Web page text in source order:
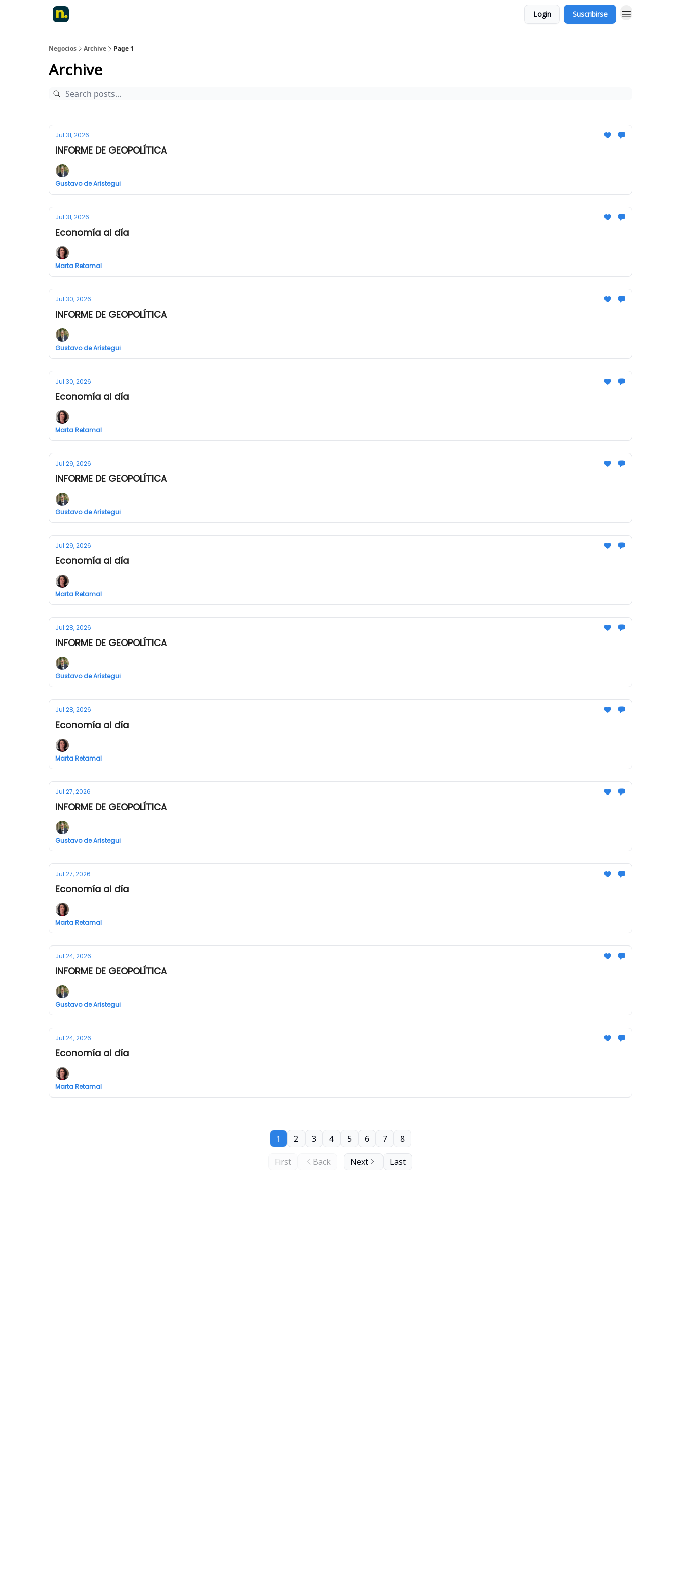
Login Suscribirse
Negocios Archive Page 1
Archive
Jul 31, 2026
INFORME DE GEOPOLÍTICA
Gustavo de Arístegui
Jul 31, 2026
Economía al día
Marta Retamal
Jul 30, 2026
INFORME DE GEOPOLÍTICA
Gustavo de Arístegui
Jul 30, 2026
Economía al día
Marta Retamal
Jul 29, 2026
INFORME DE GEOPOLÍTICA
Gustavo de Arístegui
Jul 29, 2026
Economía al día
Marta Retamal
Jul 28, 2026
INFORME DE GEOPOLÍTICA
Gustavo de Arístegui
Jul 28, 2026
Economía al día
Marta Retamal
Jul 27, 2026
INFORME DE GEOPOLÍTICA
Gustavo de Arístegui
Jul 27, 2026
Economía al día
Marta Retamal
Jul 24, 2026
INFORME DE GEOPOLÍTICA
Gustavo de Arístegui
Jul 24, 2026
Economía al día
Marta Retamal
First Back
1 2 3 4 5 6 7 8
Next Last